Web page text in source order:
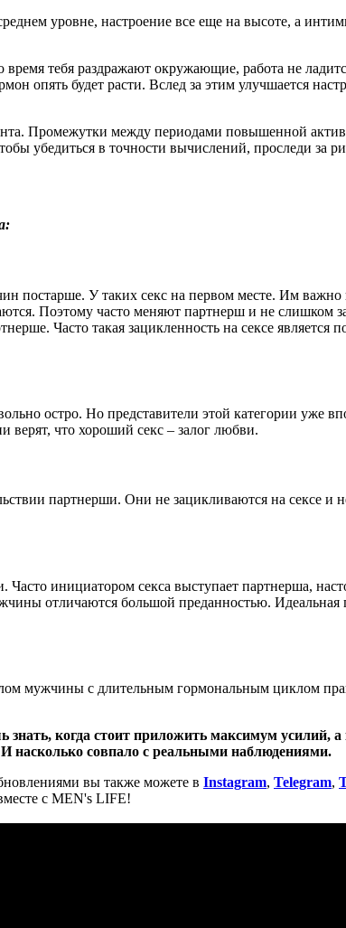
уровне, настроение все еще на высоте, а
тебя раздражают окружающие, работа не
опять будет расти. Вслед за этим улучшается
Промежутки между периодами повышенной
убедиться в точности вычислений, проследи за
постарше. У таких секс на первом месте. Им важно
Поэтому часто меняют партнерш и не слишком
Часто такая зацикленность на сексе является
остро. Но представители этой категории уже
верят, что хороший секс – залог любви.
партнерши. Они не зацикливаются на сексе и
инициатором секса выступает партнерша,
отличаются большой преданностью. Идеальная
мужчины с длительным гормональным циклом
когда стоит приложить максимум усилий, а
насколько совпало с реальными наблюдениями.
вы также можете в Instagram, Telegram,
с MEN's LIFE!